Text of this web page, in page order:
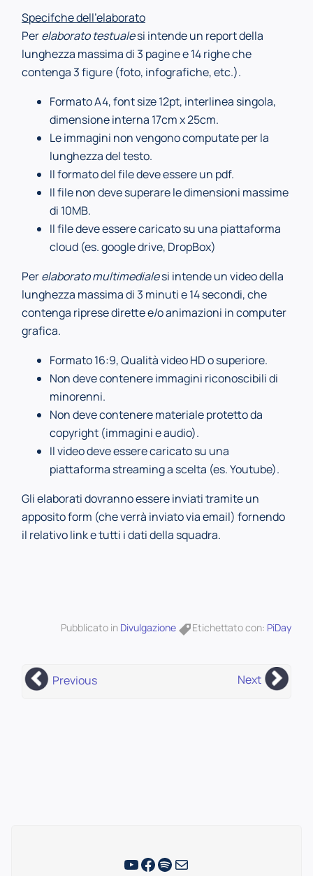
Specifche dell’elaborato
Perelaborato testualesi intende un report della
lunghezza massima di 3 pagine e 14 righe che
contenga 3 figure (foto, infografiche, etc.).
Formato A4, font size 12pt, interlinea singola,
dimensione interna 17cm x 25cm.
Le immagini non vengono computate per la
lunghezza del testo.
Il formato del file deve essere un pdf.
Il file non deve superare le dimensioni massime
di 10MB.
Il file deve essere caricato su una piattaforma
cloud (es. google drive, DropBox)
Perelaborato multimedialesi intende un video della
lunghezza massima di 3 minuti e 14 secondi, che
contenga riprese dirette e/o animazioni in computer
grafica.
Formato 16:9, Qualità video HD o superiore.
Non deve contenere immagini riconoscibili di
minorenni.
Non deve contenere materiale protetto da
copyright (immagini e audio).
Il video deve essere caricato su una
piattaforma streaming a scelta (es. Youtube).
Gli elaborati dovranno essere inviati tramite un
apposito form (che verrà inviato via email) fornendo
il relativo link e tutti i dati della squadra.
Pubblicato in Divulgazione Etichettato con: PiDay
Previous Next
YouTube
Facebook
Spotify
Email